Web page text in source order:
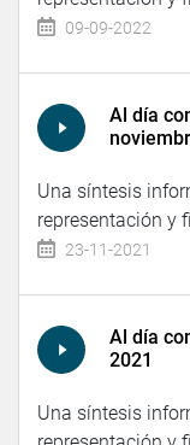
09-09-2022
Al día
Una síntesis
representación y
23-11-2021
Al día
2021
Una síntesis